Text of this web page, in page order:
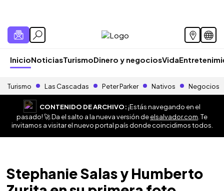
InicioNoticiasTurismoDinero y negociosVida
Turismo Las Cascadas Peter Parker Nativos Negocios
CONTENIDO DE ARCHIVO:¡Estás navegando en el
pasado! 🚀 Da el salto a la nueva versión deelsalvador.com . Te
invitamos a visitar el nuevo portal país donde coincidimos todos.
Stephanie Salas y Humberto